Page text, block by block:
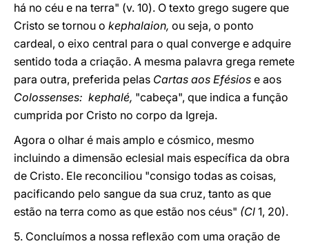
há no céu e na terra" (v. 10). O texto grego sugere que
Cristo se tornou o kephalaion, ou seja, o ponto
cardeal, o eixo central para o qual converge e adquire
sentido toda a criação. A mesma palavra grega remete
para outra, preferida pelas Cartas aos Efésios e aos
Colossenses: kephalé, "cabeça", que indica a função
cumprida por Cristo no corpo da Igreja.
Agora o olhar é mais amplo e cósmico, mesmo
incluindo a dimensão eclesial mais específica da obra
de Cristo. Ele reconciliou "consigo todas as coisas,
pacificando pelo sangue da sua cruz, tanto as que
estão na terra como as que estão nos céus" (Cl 1, 20).
5. Concluímos a nossa reflexão com uma oração de